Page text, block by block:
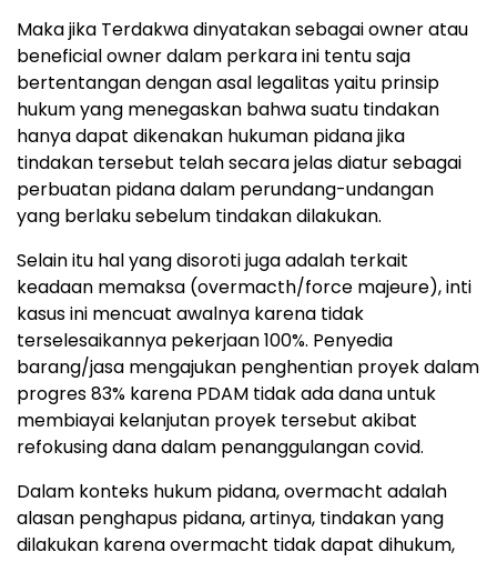
Maka jika Terdakwa dinyatakan sebagai owner atau
beneficial owner dalam perkara ini tentu saja
bertentangan dengan asal legalitas yaitu prinsip
hukum yang menegaskan bahwa suatu tindakan
hanya dapat dikenakan hukuman pidana jika
tindakan tersebut telah secara jelas diatur sebagai
perbuatan pidana dalam perundang-undangan
yang berlaku sebelum tindakan dilakukan.
Selain itu hal yang disoroti juga adalah terkait
keadaan memaksa (overmacth/force majeure), inti
kasus ini mencuat awalnya karena tidak
terselesaikannya pekerjaan 100%. Penyedia
barang/jasa mengajukan penghentian proyek dalam
progres 83% karena PDAM tidak ada dana untuk
membiayai kelanjutan proyek tersebut akibat
refokusing dana dalam penanggulangan covid.
Dalam konteks hukum pidana, overmacht adalah
alasan penghapus pidana, artinya, tindakan yang
dilakukan karena overmacht tidak dapat dihukum,